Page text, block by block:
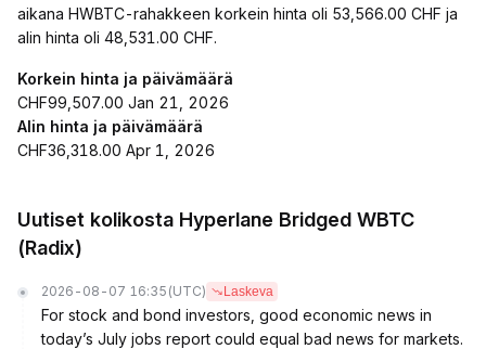
aikana HWBTC-rahakkeen korkein hinta oli 53,566.00 CHF ja
alin hinta oli 48,531.00 CHF.
Korkein hinta ja päivämäärä
CHF99,507.00 Jan 21, 2026
Alin hinta ja päivämäärä
CHF36,318.00 Apr 1, 2026
Uutiset kolikosta Hyperlane Bridged WBTC
(Radix)
2026-08-07 16:35 (UTC) Laskeva
For stock and bond investors, good economic news in
today’s July jobs report could equal bad news for markets.